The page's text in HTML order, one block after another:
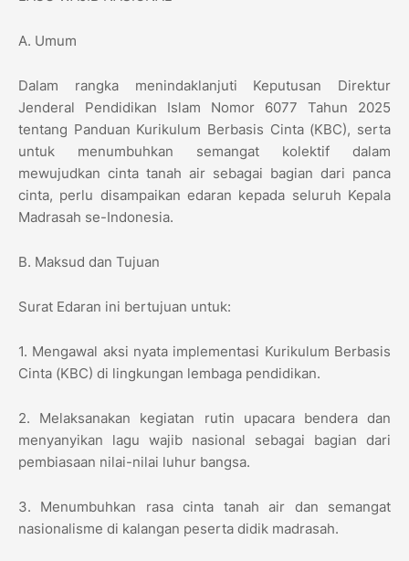
A. Umum
Dalam rangka menindaklanjuti Keputusan Direktur
Jenderal Pendidikan Islam Nomor 6077 Tahun 2025
tentang Panduan Kurikulum Berbasis Cinta (KBC), serta
untuk menumbuhkan semangat kolektif dalam
mewujudkan cinta tanah air sebagai bagian dari panca
cinta, perlu disampaikan edaran kepada seluruh Kepala
Madrasah se-Indonesia.
B. Maksud dan Tujuan
Surat Edaran ini bertujuan untuk:
1. Mengawal aksi nyata implementasi Kurikulum Berbasis
Cinta (KBC) di lingkungan lembaga pendidikan.
2. Melaksanakan kegiatan rutin upacara bendera dan
menyanyikan lagu wajib nasional sebagai bagian dari
pembiasaan nilai-nilai luhur bangsa.
3. Menumbuhkan rasa cinta tanah air dan semangat
nasionalisme di kalangan peserta didik madrasah.